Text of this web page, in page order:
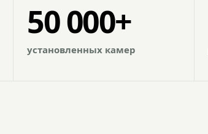
50 000+
установленных камер